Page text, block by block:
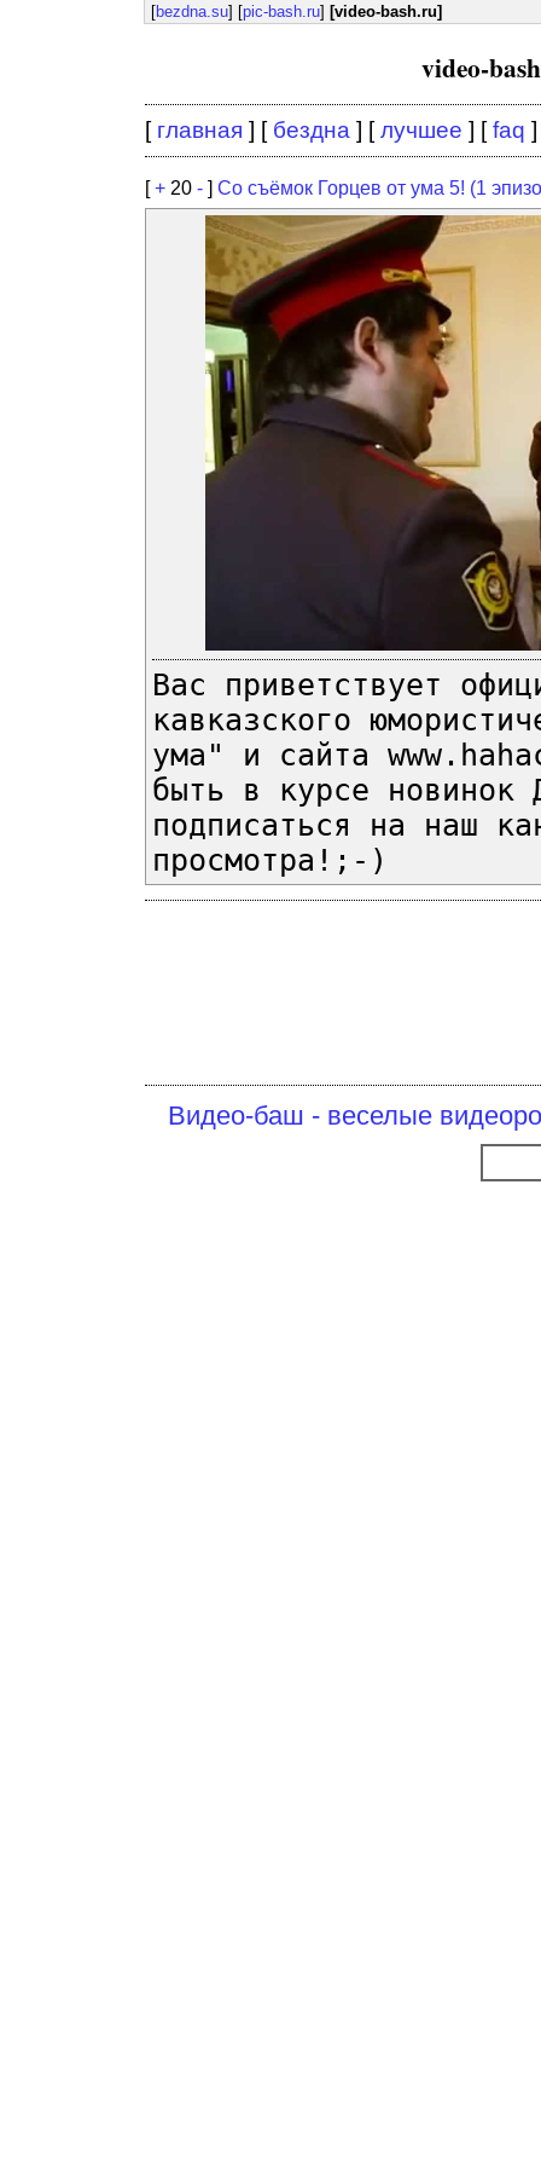
[bezdna.su] [pic-bash.ru] [video-bash.ru]
video-
[ главная ] [ бездна ] [лучшее ] [faq ]
[+ 20 - ] Со съёмок Горцев от ума 5! (1
Вас приветствует
кавказского
ума" и сайта
быть в курсе новинок
подписаться на наш
просмотра!;-)
Видео-баш - веселые